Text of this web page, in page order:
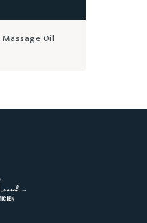
Massage Oil